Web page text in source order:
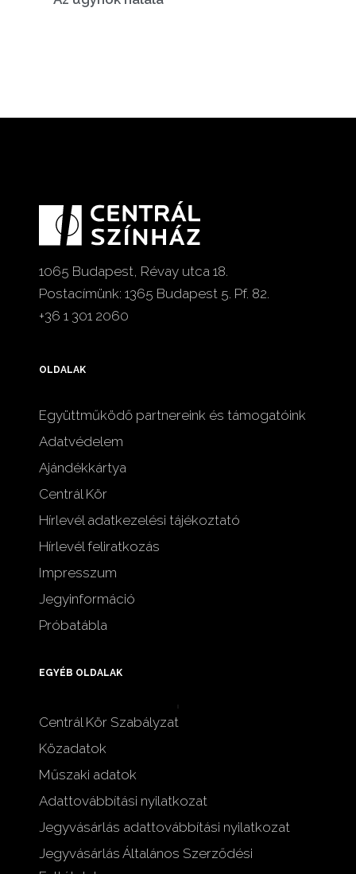
1065 Budapest, Révay utca 18.
Postacímünk: 1365 Budapest 5. Pf. 82.
+36 1 301 2060
OLDALAK
Együttműködő partnereink és támogatóink
Adatvédelem
Ajándékkártya
Centrál Kör
Hírlevél adatkezelési tájékoztató
Hírlevél feliratkozás
Impresszum
Jegyinformáció
Próbatábla
EGYÉB OLDALAK
Centrál Kör Szabályzat
Közadatok
Műszaki adatok
Adattovábbítási nyilatkozat
Jegyvásárlás adattovábbítási nyilatkozat
Jegyvásárlás Általános Szerződési